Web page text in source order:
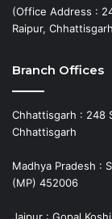
(Office Address :
Raipur,
Branch Offices
Chhattisgarh : 248
Chhattisgarh
Madhya Pradesh :
(MP) 452006